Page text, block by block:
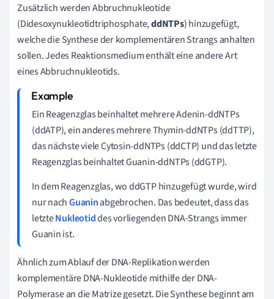
Zusätzlich werden Abbruchnukleotide
(Didesoxynukleotidtriphosphate,ddNTPs) hinzugefügt,
welche die Synthese der komplementären Strangs anhalten
sollen. Jedes Reaktionsmedium enthält eine andere Art
eines Abbruchnukleotids.
Ein Reagenzglas beinhaltet mehrere Adenin-ddNTPs
(ddATP), ein anderes mehrere Thymin-ddNTPs (ddTTP),
das nächste viele Cytosin-ddNTPs (ddCTP) und das letzte
Reagenzglas beinhaltet Guanin-ddNTPs (ddGTP).
In dem Reagenzglas, wo ddGTP hinzugefügt wurde, wird
nur nachGuaninabgebrochen. Das bedeutet, dass das
letzteNukleotiddes vorliegenden DNA-Strangs immer
Guanin ist.
Ähnlich zum Ablauf der DNA-Replikation werden
komplementäre DNA-Nukleotide mithilfe der DNA-
Polymerase an die Matrize gesetzt. Die Synthese beginnt am